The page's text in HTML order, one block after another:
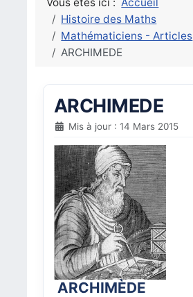
Histoire des Maths
Mathématiciens - Articles
ARCHIMEDE
ARCHIMEDE
Mis à jour : 14 Mars 2015
ARCHIMÈDE